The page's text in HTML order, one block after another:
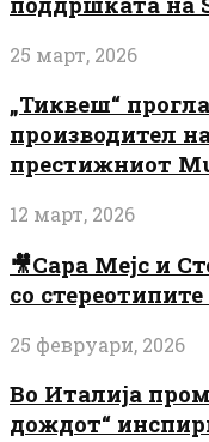
25 март, 2026
„Тиквеш“
производител
престижниот
12 март, 2026
🎥Сара Мејс и
со
25 февруари, 2026
Во Италија
дождот“